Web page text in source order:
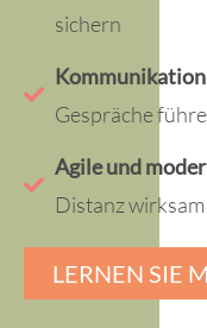
sichern
Gespräche
Agile und
Distanz
LERNEN SIE